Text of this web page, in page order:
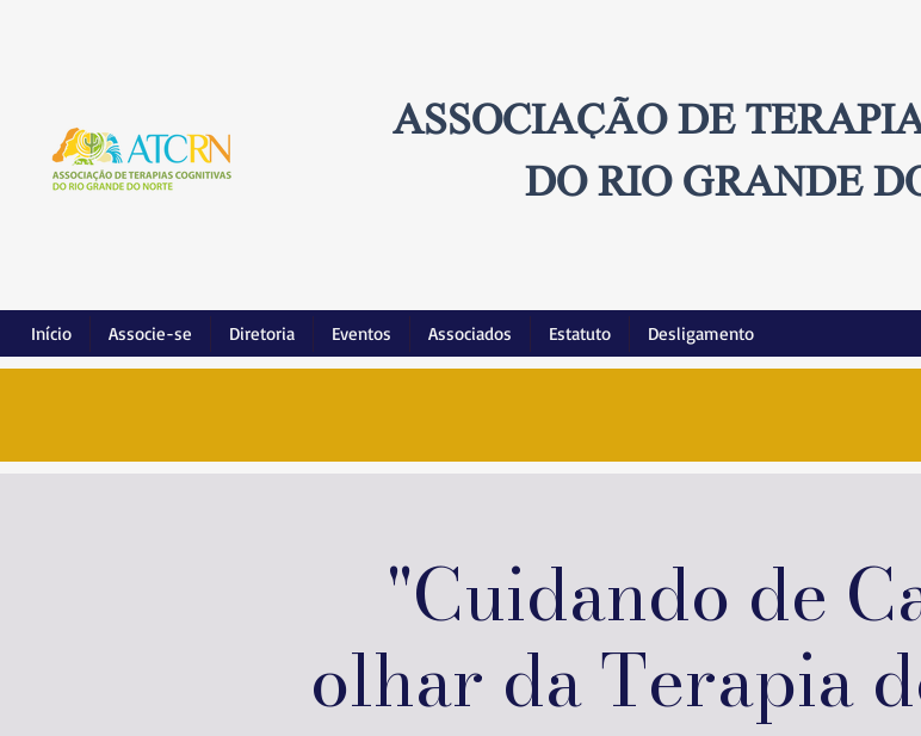
ASSOCIAÇÃO DE
DO RIO GRANDE
Início Associe-se Diretoria Eventos Associados Estatuto Desligamento
"Cuidando de
olhar da Terapia